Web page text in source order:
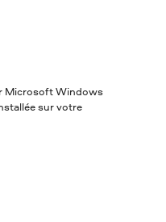
Microsoft Windows
sur votre